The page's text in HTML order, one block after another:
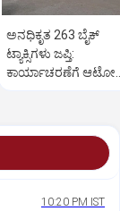
ಅನಧಿಕೃತ 263 ಬೈಕ್‌
ಟ್ಯಾಕ್ಸಿಗಳು ಜಪ್ತಿ:
ಕಾರ್ಯಾಚರಣೆಗೆ ಆಟೋ
10:20 PM IST